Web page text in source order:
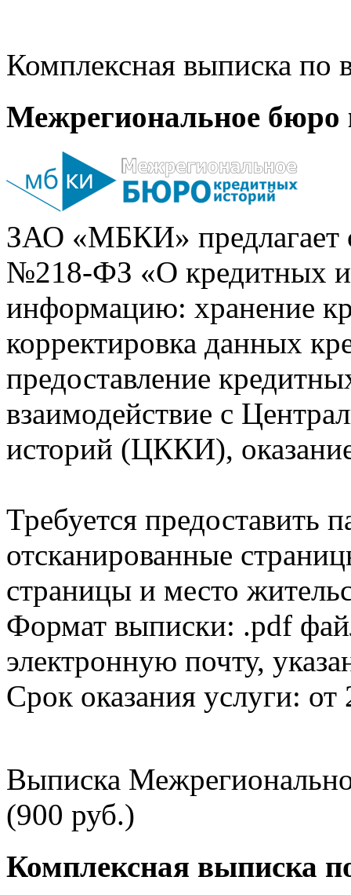
Комплексная выписка
Межрегиональное бюро
ЗАО «МБКИ» предлагает
№218-ФЗ «О кредитных
информацию: хранение
корректировка данных
предоставление
взаимодействие с
историй (ЦККИ),
Требуется предоставить
отсканированные
страницы и место
Формат выписки: .pdf
электронную почту,
Срок оказания услуги: от
Выписка
(900 руб.)
Комплексная выписка